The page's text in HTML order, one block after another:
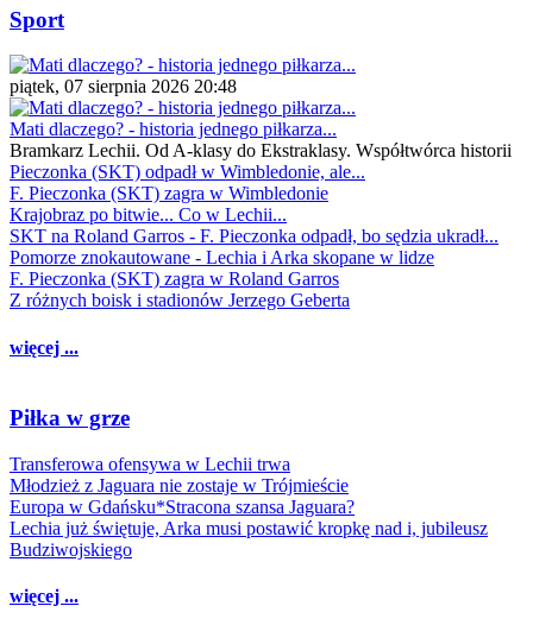
Sport
piątek, 07 sierpnia 2026 20:48
Mati dlaczego? - historia jednego piłkarza...
Bramkarz Lechii. Od A-klasy do Ekstraklasy. Współtwórca historii
Pieczonka (SKT) odpadł w Wimbledonie, ale...
F. Pieczonka (SKT) zagra w Wimbledonie
Krajobraz po bitwie... Co w Lechii...
SKT na Roland Garros - F. Pieczonka odpadł, bo sędzia ukradł...
Pomorze znokautowane - Lechia i Arka skopane w lidze
F. Pieczonka (SKT) zagra w Roland Garros
Z różnych boisk i stadionów Jerzego Geberta
więcej ...
Piłka w grze
Transferowa ofensywa w Lechii trwa
Młodzież z Jaguara nie zostaje w Trójmieście
Europa w Gdańsku*Stracona szansa Jaguara?
Lechia już świętuje, Arka musi postawić kropkę nad i, jubileusz
Budziwojskiego
więcej ...